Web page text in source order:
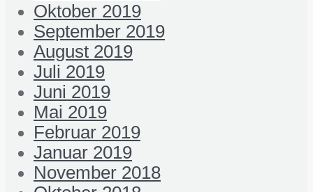
Oktober 2019
September 2019
August 2019
Juli 2019
Juni 2019
Mai 2019
Februar 2019
Januar 2019
November 2018